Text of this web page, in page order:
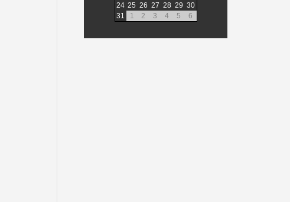
24 25 26 27 28 29 30
31
1 2 3 4 5 6